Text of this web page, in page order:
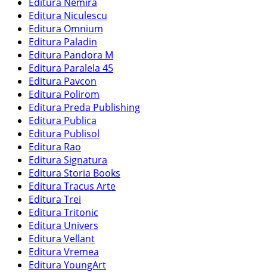
Editura Niculescu
Editura Omnium
Editura Paladin
Editura Pandora M
Editura Paralela 45
Editura Pavcon
Editura Polirom
Editura Preda Publishing
Editura Publica
Editura Publisol
Editura Rao
Editura Signatura
Editura Storia Books
Editura Tracus Arte
Editura Trei
Editura Tritonic
Editura Univers
Editura Vellant
Editura Vremea
Editura YoungArt